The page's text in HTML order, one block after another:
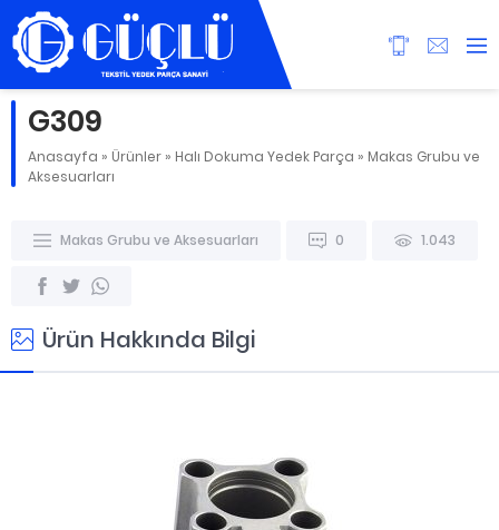
G309
Anasayfa » Ürünler » Halı Dokuma Yedek Parça » Makas Grubu ve
Aksesuarları
Makas Grubu ve Aksesuarları 0 1.043
Ürün Hakkında Bilgi